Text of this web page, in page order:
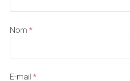
Nom *
E-mail *